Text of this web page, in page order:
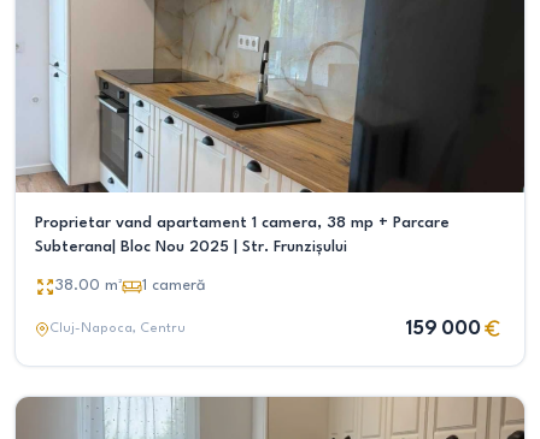
Proprietar vand apartament 1 camera, 38 mp + Parcare
Subterana| Bloc Nou 2025 | Str. Frunzișului
38.00 m² 1 cameră
Cluj-Napoca, Centru 159 000